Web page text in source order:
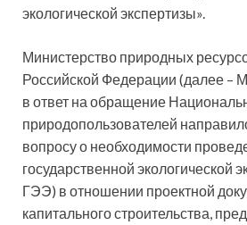
экологической экспертизы».
Министерство природных
Российской Федерации (далее –
в ответ на обращение
природопользователей
вопросу о необходимости
государственной экологической
ГЭЭ) в отношении проектной
капитального строительства,